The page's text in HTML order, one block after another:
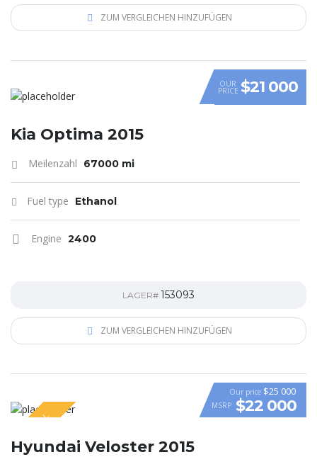
ZUM VERGLEICHEN HINZUFÜGEN
OUR
PRICE $21 000
Kia Optima 2015
Meilenzahl 67000 mi
Fuel type Ethanol
Engine 2400
LAGER# 153093
ZUM VERGLEICHEN HINZUFÜGEN
VIDEO
SPECIAL
Our price $25 000
MSRP $22 000
Hyundai Veloster 2015